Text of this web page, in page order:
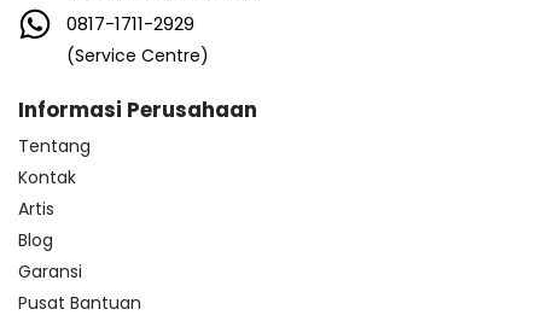
0817-1711-2929
(Service Centre)
Informasi Perusahaan
Tentang
Kontak
Artis
Blog
Garansi
Pusat Bantuan